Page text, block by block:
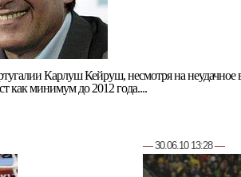
Карлуш Кейруш, несмотря на
как минимум до 2012 года....
—30.06.10 13:28—